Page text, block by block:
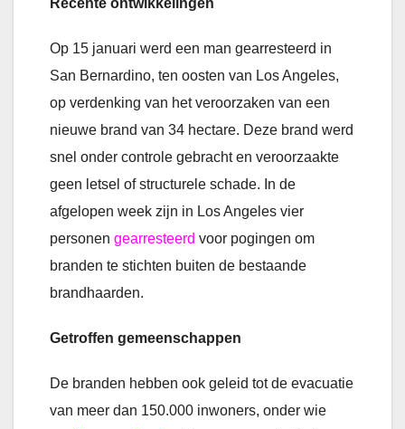
Recente ontwikkelingen
Op 15 januari werd een man gearresteerd in
San Bernardino, ten oosten van Los Angeles,
op verdenking van het veroorzaken van een
nieuwe brand van 34 hectare. Deze brand werd
snel onder controle gebracht en veroorzaakte
geen letsel of structurele schade. In de
afgelopen week zijn in Los Angeles vier
personen gearresteerd voor pogingen om
branden te stichten buiten de bestaande
brandhaarden.
Getroffen gemeenschappen
De branden hebben ook geleid tot de evacuatie
van meer dan 150.000 inwoners, onder wie